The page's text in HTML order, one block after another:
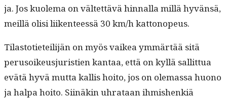
ja. Jos kuole­ma on väl­tet­tävä hin­nal­la mil­lä hyvän­sä,
meil­lä olisi liiken­teessä 30 km/h kattonopeus.
Tilas­toti­eteil­i­jän on myös vaikea ymmärtää sitä
peru­soikeusjuristien kan­taa, että on kyl­lä sal­lit­tua
evätä hyvä mut­ta kallis hoito, jos on ole­mas­sa huono
ja hal­pa hoito. Siinäkin uhrataan ihmishenkiä